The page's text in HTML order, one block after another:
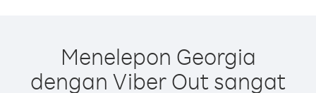
Menelepon Georgia
dengan Viber Out sangat